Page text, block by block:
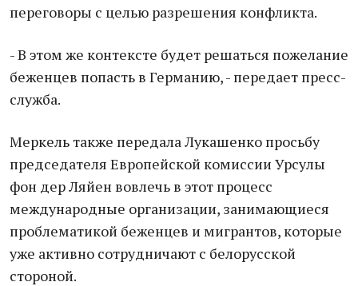
переговоры с целью разрешения конфликта.
- В этом же контексте будет решаться пожелание
беженцев попасть в Германию, - передает пресс-
служба.
Меркель также передала Лукашенко просьбу
председателя Европейской комиссии Урсулы
фон дер Ляйен вовлечь в этот процесс
международные организации, занимающиеся
проблематикой беженцев и мигрантов, которые
уже активно сотрудничают с белорусской
стороной.